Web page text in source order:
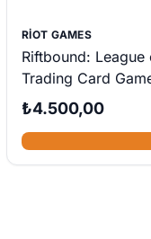
RIOT GAMES
Riftbound:
Trading Card
Vault Bundle
₺4.500,00